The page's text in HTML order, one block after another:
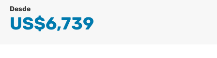
Desde
US$6,739